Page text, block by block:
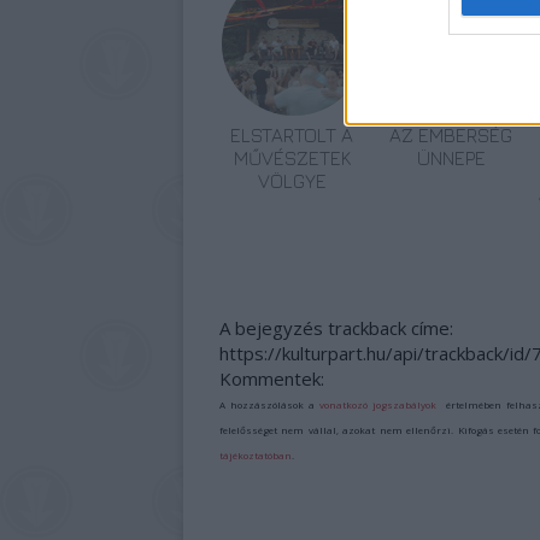
ELSTARTOLT A
MŰVÉSZETEK
VÖLGYE
AZ EMBERSÉG
ÜNNEPE
A bejegyzés trackback címe:
https://kulturpart.hu/api/trackback/id/
Kommentek:
A hozzászólások avonatkozó jogszabályok értelmében
felelősséget nem vállal, azokat nem ellenőrzi. Kifogás esetén
tájékoztatóban